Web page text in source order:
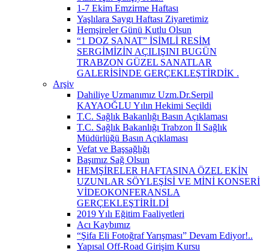
1-7 Ekim Emzirme Haftası
Yaşlılara Saygı Haftası Ziyaretimiz
Hemşireler Günü Kutlu Olsun
“1 DOZ SANAT” İSİMLİ RESİM
SERGİMİZİN AÇILIŞINI BUGÜN
TRABZON GÜZEL SANATLAR
GALERİSİNDE GERÇEKLEŞTİRDİK ​.
Arşiv
Dahiliye Uzmanımız Uzm.Dr.Serpil
KAYAOĞLU Yılın Hekimi Seçildi
T.C. Sağlık Bakanlığı Basın Açıklaması
T.C. Sağlık Bakanlığı Trabzon İl Sağlık
Müdürlüğü Basın Açıklaması
Vefat ve Başsağlığı
Başımız Sağ Olsun
HEMŞİRELER HAFTASINA ÖZEL EKİN
UZUNLAR SÖYLEŞİSİ VE MİNİ KONSERİ
VİDEOKONFERANSLA
GERÇEKLEŞTİRİLDİ
2019 Yılı Eğitim Faaliyetleri
Acı Kaybımız
“Şifa Eli Fotoğraf Yarışması” Devam Ediyor!..
Yapısal Off-Road Girişim Kursu